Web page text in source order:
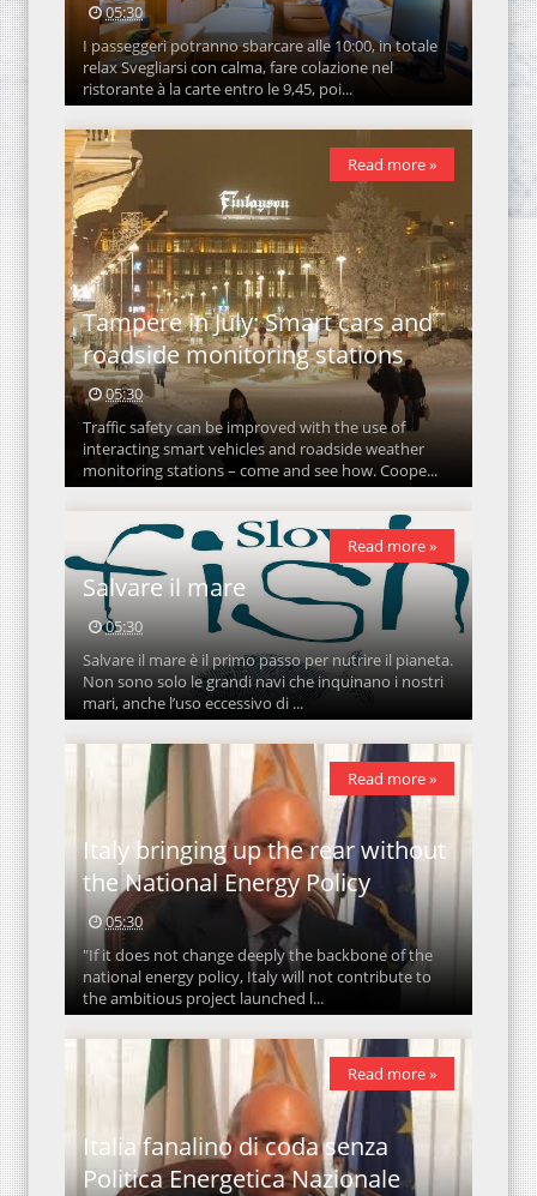
05:30
I passeggeri potranno sbarcare alle 10:00, in totale
relax Svegliarsi con calma, fare colazione nel
ristorante à la carte entro le 9,45, poi...
Tampere in July: Smart cars and
roadside monitoring stations
05:30
Traffic safety can be improved with the use of
interacting smart vehicles and roadside weather
monitoring stations – come and see how. Coope...
Read more »
Salvare il mare
05:30
Salvare il mare è il primo passo per nutrire il pianeta.
Non sono solo le grandi navi che inquinano i nostri
mari, anche l’uso eccessivo di ...
Read more »
Italy bringing up the rear without
the National Energy Policy
05:30
"If it does not change deeply the backbone of the
national energy policy, Italy will not contribute to
the ambitious project launched l...
Read more »
Italia fanalino di coda senza
Politica Energetica Nazionale
Read more »